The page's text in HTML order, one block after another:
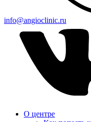
info@angioclinic.ru
О центре